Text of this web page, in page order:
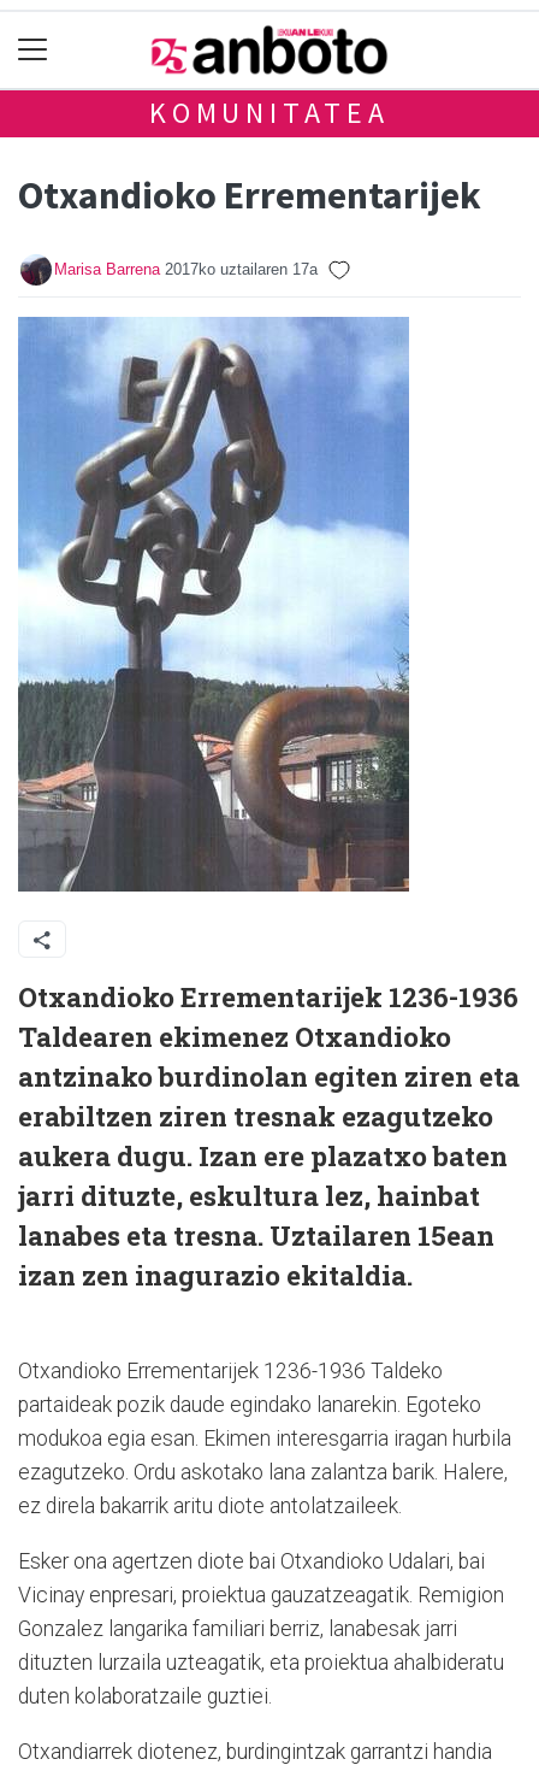
KOMUNITATEA
Otxandioko Errementarijek
Marisa Barrena 2017ko uztailaren 17a
Otxandioko Errementarijek 1236-1936
Taldearen ekimenez Otxandioko
antzinako burdinolan egiten ziren eta
erabiltzen ziren tresnak ezagutzeko
aukera dugu. Izan ere plazatxo baten
jarri dituzte, eskultura lez, hainbat
lanabes eta tresna. Uztailaren 15ean
izan zen inagurazio ekitaldia.
Otxandioko Errementarijek 1236-1936 Taldeko
partaideak pozik daude egindako lanarekin. Egoteko
modukoa egia esan. Ekimen interesgarria iragan hurbila
ezagutzeko. Ordu askotako lana zalantza barik. Halere,
ez direla bakarrik aritu diote antolatzaileek.
Esker ona agertzen diote bai Otxandioko Udalari, bai
Vicinay enpresari, proiektua gauzatzeagatik. Remigion
Gonzalez langarika familiari berriz, lanabesak jarri
dituzten lurzaila uzteagatik, eta proiektua ahalbideratu
duten kolaboratzaile guztiei.
Otxandiarrek diotenez, burdingintzak garrantzi handia